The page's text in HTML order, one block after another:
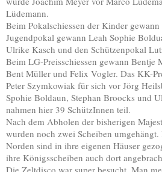
Lüdemann.
Beim Pokalschiessen der Kinder
Jugendpokal gewann Leah Sophie
Ulrike Kasch und den Schützenpokal
Beim LG-Preisschiessen gewann Bentje
Bent Müller und Felix Vogler. Das KK-
Peter Szymkowiak für sich vor Jörg
Spohie Boldaun, Stephan Broocks und
nahmen hier 39 SchützInnen teil.
Nach dem Abholen der bisherigen
wurden noch zwei Scheiben
Norden sind in ihre eigenen Häuser
ihre Königsscheiben auch dort
Die Zeltdisco war super besucht. Man